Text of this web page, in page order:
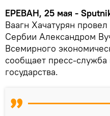
ЕРЕВАН, 25 мая -
Ваагн Хачатурян
Сербии Александром
Всемирного
сообщает пресс-служба
государства.